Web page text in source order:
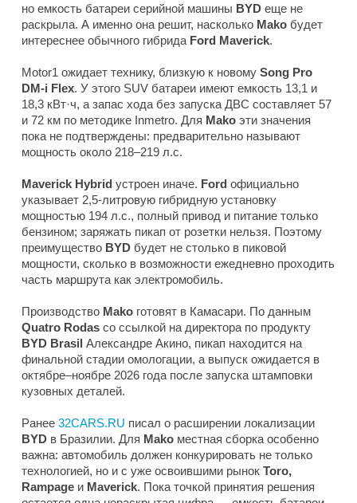
но емкость батареи серийной машины BYD еще не
раскрыла. А именно она решит, насколько Mako будет
интереснее обычного гибрида Ford Maverick.
Motor1 ожидает технику, близкую к новому Song Pro
DM-i Flex. У этого SUV батареи имеют емкость 13,1 и
18,3 кВт·ч, а запас хода без запуска ДВС составляет 57
и 72 км по методике Inmetro. Для Mako эти значения
пока не подтверждены: предварительно называют
мощность около 218–219 л.с.
Maverick Hybrid устроен иначе. Ford официально
указывает 2,5-литровую гибридную установку
мощностью 194 л.с., полный привод и питание только
бензином; заряжать пикап от розетки нельзя. Поэтому
преимущество BYD будет не столько в пиковой
мощности, сколько в возможности ежедневно проходить
часть маршрута как электромобиль.
Производство Mako готовят в Камасари. По данным
Quatro Rodas со ссылкой на директора по продукту
BYD Brasil Александре Акино, пикап находится на
финальной стадии омологации, а выпуск ожидается в
октябре–ноябре 2026 года после запуска штамповки
кузовных деталей.
Ранее 32CARS.RU писал о расширении локализации
BYD в Бразилии. Для Mako местная сборка особенно
важна: автомобиль должен конкурировать не только
технологией, но и с уже освоившими рынок Toro,
Rampage и Maverick. Пока точкой принятия решения